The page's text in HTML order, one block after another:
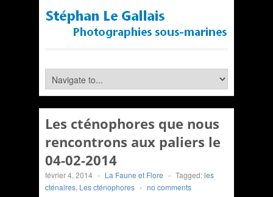
Les cténophores que nous
rencontrons aux paliers le
04-02-2014
février 4, 2014 - La Faune et Flore - Tagged:les
cténaires, Les cténophores - no comments